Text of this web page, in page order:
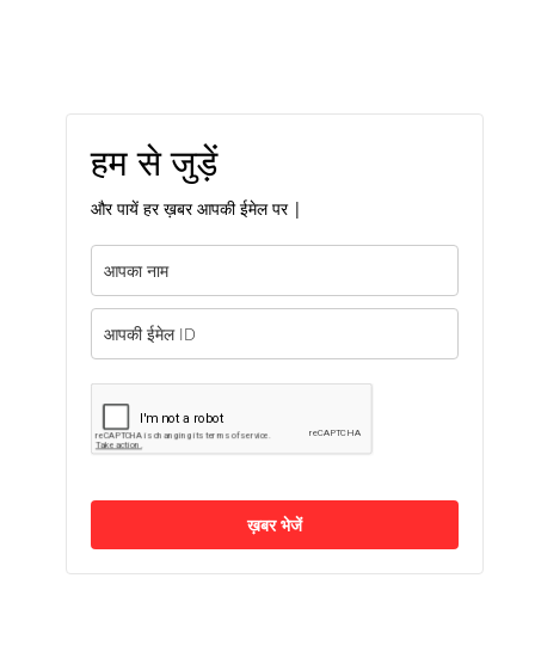
हम से जुड़ें
और पायें हर ख़बर आपकी ईमेल पर |
ख़बर भेजें